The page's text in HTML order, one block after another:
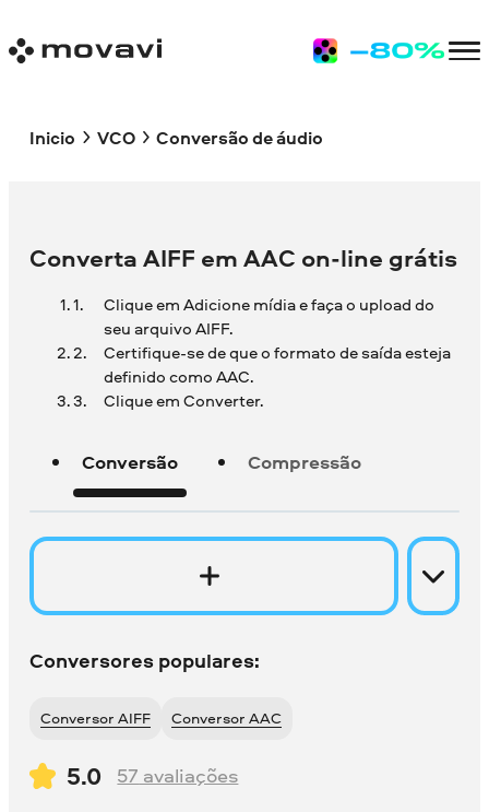
Inicio VCO Conversão de áudio
Converta AIFF em AAC on-line grátis
Clique em Adicione mídia e faça o upload do
seu arquivo AIFF.
Certifique-se de que o formato de saída esteja
definido como AAC.
Clique em Converter.
Conversão Compressão
Conversores populares:
Conversor AIFF Conversor AAC
5.0 57 avaliações